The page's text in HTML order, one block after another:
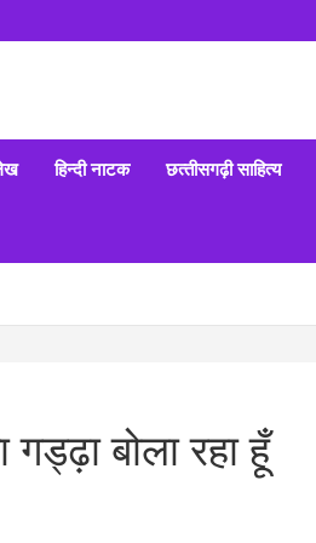
हिन्‍दी नाटक छत्‍तीसगढ़ी साहित्‍य
बोला रहा हूँ